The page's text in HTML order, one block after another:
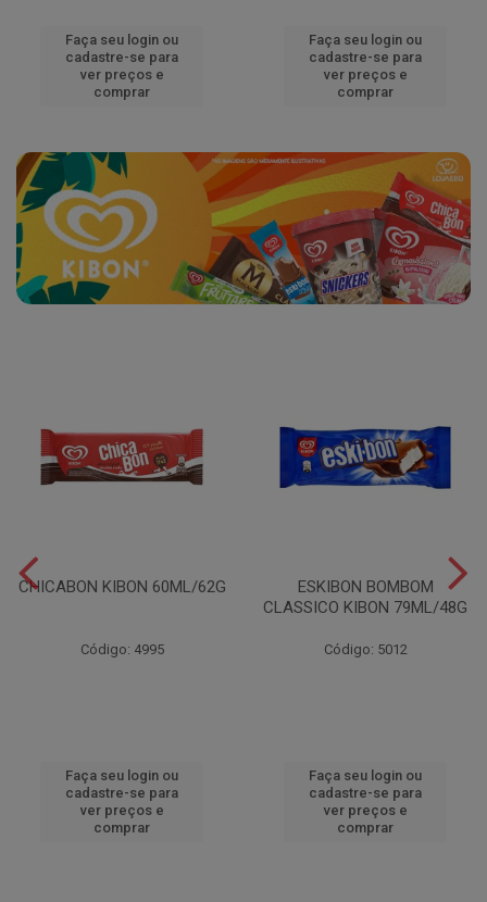
Faça seu login ou
cadastre-se para
ver preços e
comprar
Faça seu login ou
cadastre-se para
ver preços e
comprar
CHICABON KIBON 60ML/62G
Código: 4995
Faça seu login ou
cadastre-se para
ver preços e
comprar
ESKIBON BOMBOM
CLASSICO KIBON 79ML/48G
Código: 5012
Faça seu login ou
cadastre-se para
ver preços e
comprar